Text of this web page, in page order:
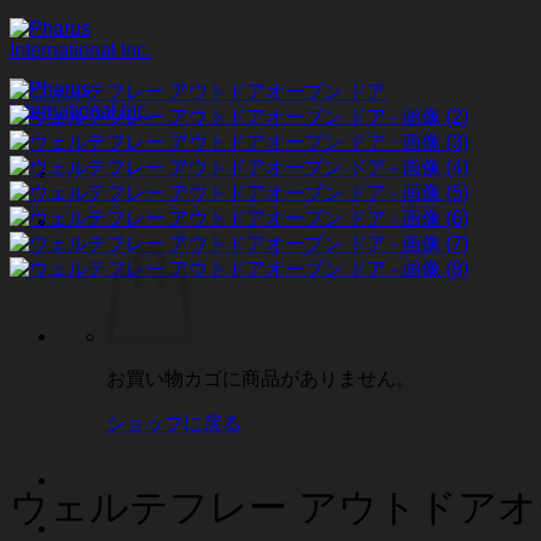
Skip
to
content
お買い物カゴに商品がありません。
ショップに戻る
ウェルテフレー アウトドア